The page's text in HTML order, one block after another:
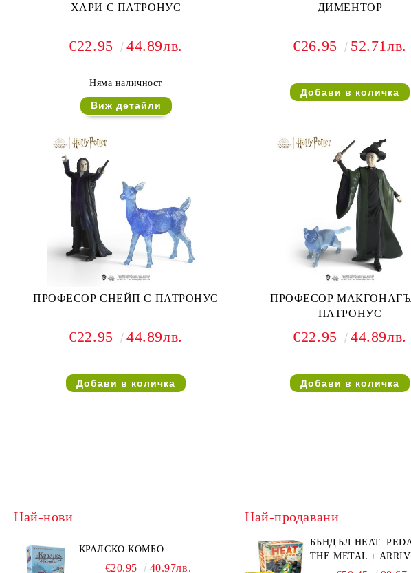
ХАРИ С ПАТРОНУС
€22.95 44.89лв.
Няма наличност
Виж детайли
ДИМЕНТОР
€26.95 52.71лв.
ПРОФЕСОР СНЕЙП С ПАТРОНУС
€22.95 44.89лв.
ПРОФЕСОР
ПАТРОНУС
€22.95 44.89лв.
Най-нови
КРАЛСКО КОМБО
€20.95 40.97лв.
Най-продавани
БЪНДЪЛ HEAT:
THE METAL +